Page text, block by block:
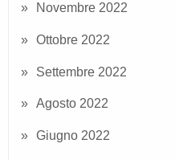
Novembre 2022
Ottobre 2022
Settembre 2022
Agosto 2022
Giugno 2022